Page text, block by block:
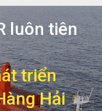
luôn tiên
triển
Hải